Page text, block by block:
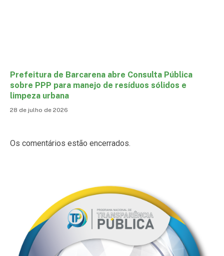
Prefeitura de Barcarena abre Consulta Pública
sobre PPP para manejo de resíduos sólidos e
limpeza urbana
28 de julho de 2026
Os comentários estão encerrados.